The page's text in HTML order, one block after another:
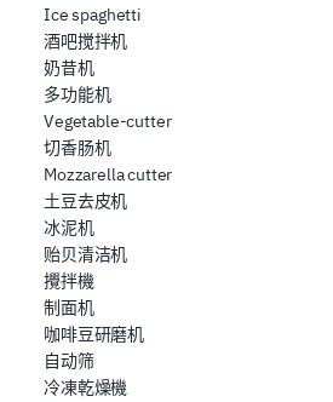
Ice spaghetti
酒吧搅拌机
奶昔机
多功能机
Vegetable-cutter
切香肠机
Mozzarella cutter
土豆去皮机
冰泥机
贻贝清洁机
攪拌機
制面机
咖啡豆研磨机
自动筛
冷凍乾燥機